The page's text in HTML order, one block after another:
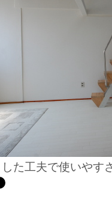
た工夫で使いやす